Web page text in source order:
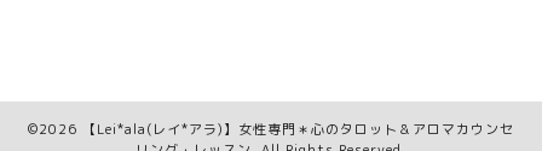
©2026
【Lei*ala(レイ*アラ)】女性専門＊心のタロット＆アロマカウンセ